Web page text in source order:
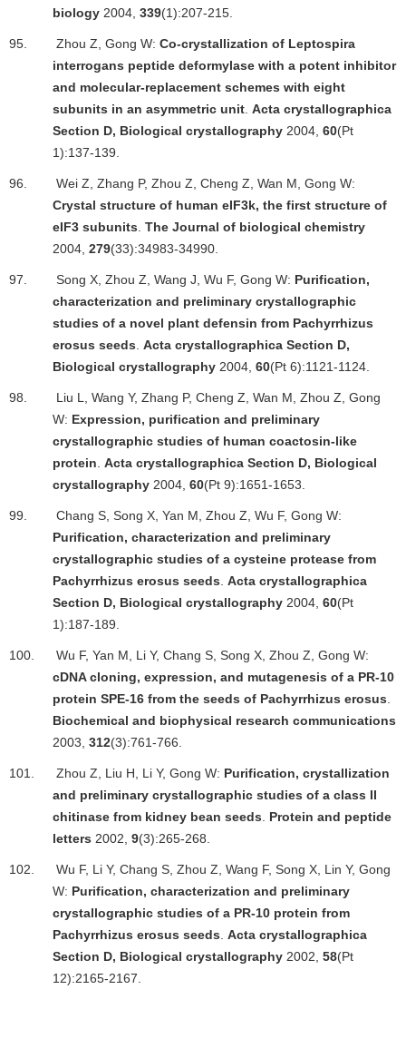
biology 2004, 339(1):207-215.
95. Zhou Z, Gong W: Co-crystallization of Leptospira
interrogans peptide deformylase with a potent inhibitor
and molecular-replacement schemes with eight
subunits in an asymmetric unit. Acta crystallographica
Section D, Biological crystallography 2004, 60(Pt
1):137-139.
96.
Wei Z, Zhang P, Zhou Z, Cheng Z, Wan M, Gong W:
Crystal structure of human eIF3k, the first structure of
eIF3 subunits. The Journal of biological chemistry
2004, 279(33):34983-34990.
97. Song X, Zhou Z, Wang J, Wu F, Gong W: Purification,
characterization and preliminary crystallographic
studies of a novel plant defensin from Pachyrrhizus
erosus seeds. Acta crystallographica Section D,
Biological crystallography 2004, 60(Pt 6):1121-1124.
98.
Liu L, Wang Y, Zhang P, Cheng Z, Wan M, Zhou Z, Gong
W: Expression, purification and preliminary
crystallographic studies of human coactosin-like
protein. Acta crystallographica Section D, Biological
crystallography 2004, 60(Pt 9):1651-1653.
99.
Chang S, Song X, Yan M, Zhou Z, Wu F, Gong W:
Purification, characterization and preliminary
crystallographic studies of a cysteine protease from
Pachyrrhizus erosus seeds. Acta crystallographica
Section D, Biological crystallography 2004, 60(Pt
1):187-189.
100.
Wu F, Yan M, Li Y, Chang S, Song X, Zhou Z, Gong W:
cDNA cloning, expression, and mutagenesis of a PR-10
protein SPE-16 from the seeds of Pachyrrhizus erosus.
Biochemical and biophysical research communications
2003, 312(3):761-766.
101. Zhou Z, Liu H, Li Y, Gong W: Purification, crystallization
and preliminary crystallographic studies of a class II
chitinase from kidney bean seeds. Protein and peptide
letters 2002, 9(3):265-268.
102.
Wu F, Li Y, Chang S, Zhou Z, Wang F, Song X, Lin Y, Gong
W: Purification, characterization and preliminary
crystallographic studies of a PR-10 protein from
Pachyrrhizus erosus seeds. Acta crystallographica
Section D, Biological crystallography 2002, 58(Pt
12):2165-2167.